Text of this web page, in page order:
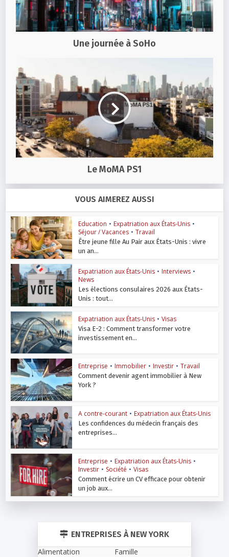
Une journée à SoHo
Le MoMA PS1
VOUS AIMEREZ AUSSI
Education • Expatriation aux États-Unis •
Séjour / Vacances • Travail
Être jeune fille Au Pair aux États-Unis : vivre
un an...
Expatriation aux États-Unis • Interviews •
News
Les élections consulaires 2026 aux États-
Unis : tout...
Expatriation aux États-Unis • Visas
Visa E-2 : Comment transformer votre
investissement en...
Entreprise • Immobilier • Investir • Travail
Comment devenir agent immobilier à New
York ?
A contre-courant • Expatriation aux États-Unis
Les confidences du médecin français des
entreprises...
Entreprise • Expatriation aux États-Unis •
Investir • Société • Visas
Comment écrire un CV efficace pour obtenir
un job aux...
ENTREPRISES À NEW YORK
Alimentation
Famille